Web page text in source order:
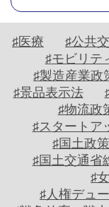
ュ
ー
時
評
線
集
中
連
載
シ
リ
ー
＋
♯医療 ♯公共
♯モビリテ
♯製造産業政
♯景品表示法
♯物流政
♯スタートア
♯国土政策
♯国土交通省
♯
♯人権デュ